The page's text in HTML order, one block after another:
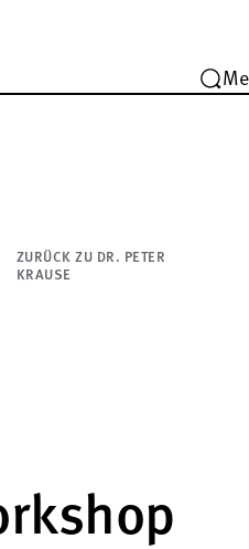
ZURÜCK ZU DR. PETER
KRAUSE